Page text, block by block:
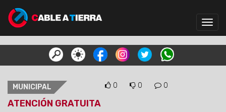
MUNICIPAL 0 0 0
ATENCIÓN GRATUITA